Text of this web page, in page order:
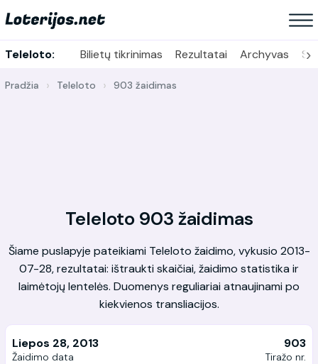
Teleloto: Bilietų tikrinimas Rezultatai Archyvas ›
Pradžia Teleloto 903 žaidimas
Teleloto 903 žaidimas
Šiame puslapyje pateikiami Teleloto žaidimo, vykusio 2013-
07-28, rezultatai: ištraukti skaičiai, žaidimo statistika ir
laimėtojų lentelės. Duomenys reguliariai atnaujinami po
kiekvienos transliacijos.
Liepos 28, 2013
Žaidimo data
903
Tiražo nr.